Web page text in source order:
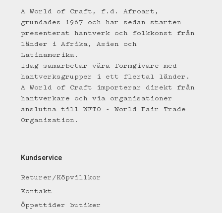
A World of Craft, f.d. Afroart,
grundades 1967 och har sedan starten
presenterat hantverk och folkkonst från
länder i Afrika, Asien och
Latinamerika.
Idag samarbetar våra formgivare med
hantverksgrupper i ett flertal länder.
A World of Craft importerar direkt från
hantverkare och via organisationer
anslutna till WFTO - World Fair Trade
Organization.
Kundservice
Returer/Köpvillkor
Kontakt
Öppettider butiker